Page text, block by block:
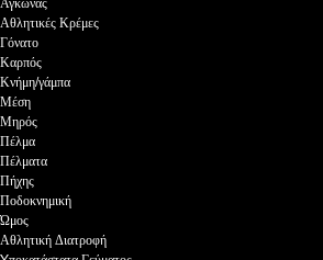
Αγκώνας
Αθλητικές Κρέμες
Γόνατο
Καρπός
Κνήμη/γάμπα
Μέση
Μηρός
Πέλμα
Πέλματα
Πήχης
Ποδοκνημική
Ώμος
Αθλητική Διατροφή